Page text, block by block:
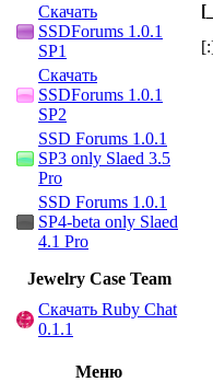
Скачать
SSDForums 1.0.1
SP1
Скачать
SSDForums 1.0.1
SP2
SSD Forums 1.0.1
SP3 only Slaed 3.5
Pro
SSD Forums 1.0.1
SP4-beta only Slaed
4.1 Pro
Jewelry Сase Team
Скачать Ruby Chat
0.1.1
Меню